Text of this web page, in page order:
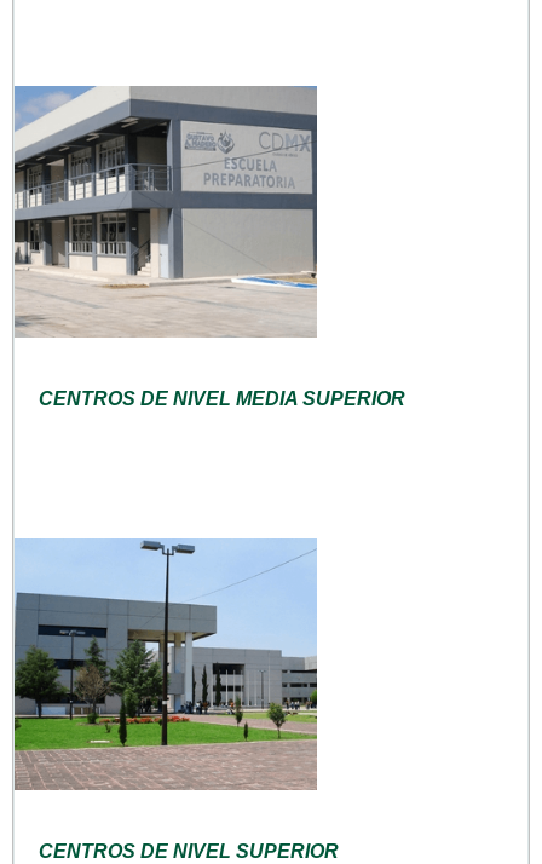
CENTROS DE NIVEL MEDIA SUPERIOR
CENTROS DE NIVEL SUPERIOR